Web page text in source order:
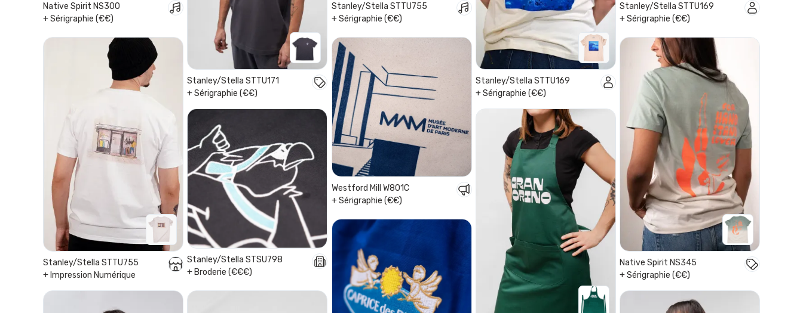
Native Spirit NS300
+ Sérigraphie (€€)
Stanley/Stella STTU171
+ Sérigraphie (€€)
Stanley/Stella STTU755
+ Sérigraphie (€€)
Stanley/Stella STTU169
+ Sérigraphie (€€)
Stanley/Stella STTU169
+ Sérigraphie (€€)
Stanley/Stella STTU755
+ Impression Numérique
Westford Mill W801C
+ Sérigraphie (€€)
Native Spirit NS345
+ Sérigraphie (€€)
Stanley/Stella STSU798
+ Broderie (€€€)